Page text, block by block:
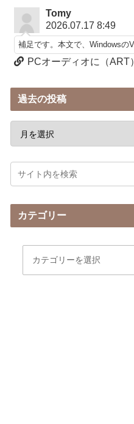
Tomy
2026.07.17 8:49
補足です。本文で、Windowsの
PCオーディオに（ART
過去の投稿
カテゴリー